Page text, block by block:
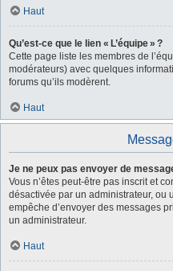
Haut
Qu’est-ce que le lien « L’équipe » ?
Cette page liste les membres de
modérateurs) avec quelques
forums qu’ils modèrent.
Haut
Je ne peux pas envoyer de
Vous n’êtes peut-être pas inscrit et
désactivée par un administrateur, ou
empêche d’envoyer des messages
un administrateur.
Haut